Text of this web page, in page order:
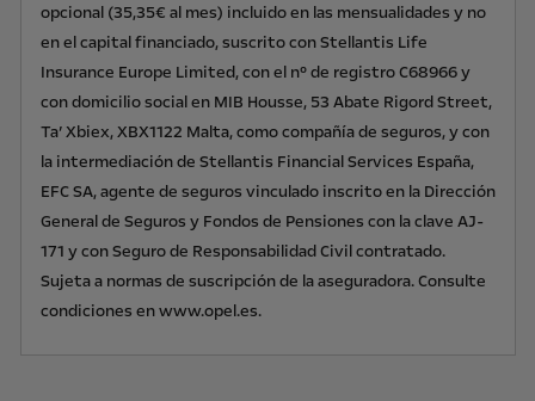
opcional (35,35€ al mes) incluido en las mensualidades y no
en el capital financiado, suscrito con Stellantis Life
Insurance Europe Limited, con el nº de registro C68966 y
con domicilio social en MIB Housse, 53 Abate Rigord Street,
Ta’ Xbiex, XBX1122 Malta, como compañía de seguros, y con
la intermediación de Stellantis Financial Services España,
EFC SA, agente de seguros vinculado inscrito en la Dirección
General de Seguros y Fondos de Pensiones con la clave AJ-
171 y con Seguro de Responsabilidad Civil contratado.
Sujeta a normas de suscripción de la aseguradora. Consulte
condiciones en www.opel.es.